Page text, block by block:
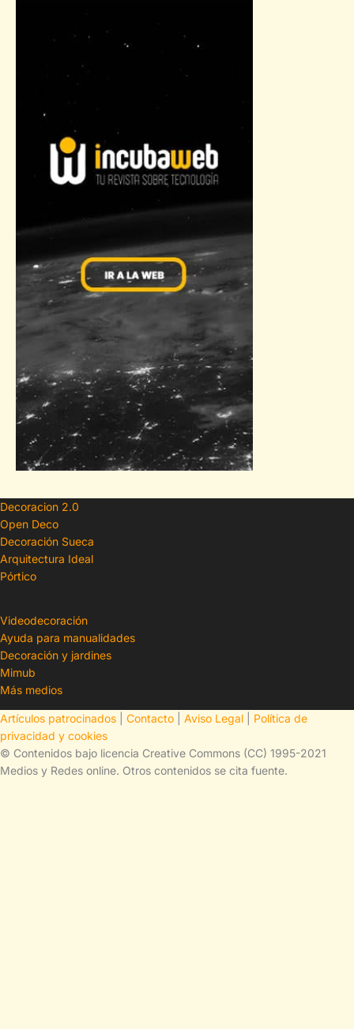
Decoracion 2.0
Open Deco
Decoración Sueca
Arquitectura Ideal
Pórtico
Videodecoración
Ayuda para manualidades
Decoración y jardines
Mimub
Más medios
Artículos patrocinados Contacto Aviso Legal
Política de
privacidad y cookies
© Contenidos bajo licencia Creative Commons (CC) 1995-2021
Medios y Redes online. Otros contenidos se cita fuente.